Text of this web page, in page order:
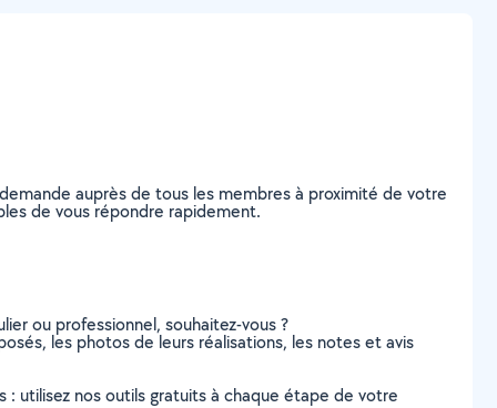
auprès de tous les membres à proximité de votre
de vous répondre rapidement.
ou professionnel, souhaitez-vous ?
les photos de leurs réalisations, les notes et avis
: utilisez nos outils gratuits à chaque étape de votre